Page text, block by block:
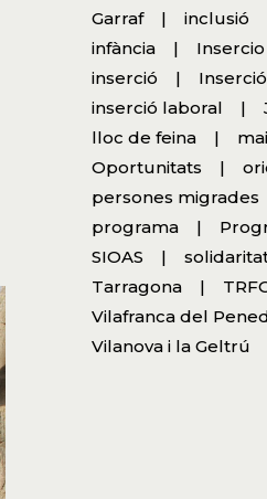
Garraf
inclusió
infància
inserció
inserció laboral
lloc de feina
Oportunitats
persones migrades
programa
SIOAS
Tarragona
Vilafranca del
Vilanova i la Geltrú